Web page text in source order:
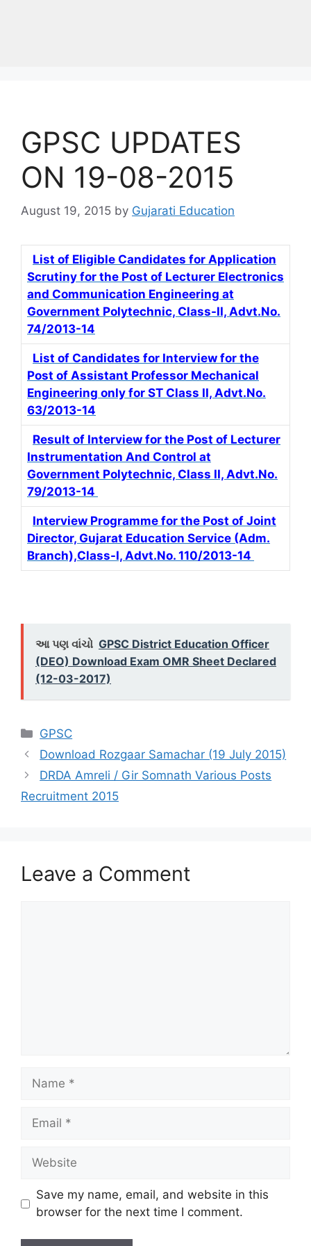
GPSC UPDATES
ON 19-08-2015
August 19, 2015 by Gujarati Education
List of Eligible Candidates for Application
Scrutiny for the Post of Lecturer Electronics
and Communication Engineering at
Government Polytechnic, Class-II, Advt.No.
74/2013-14
List of Candidates for Interview for the
Post of Assistant Professor Mechanical
Engineering only for ST Class II, Advt.No.
63/2013-14
Result of Interview for the Post of Lecturer
Instrumentation And Control at
Government Polytechnic, Class II, Advt.No.
79/2013-14
Interview Programme for the Post of Joint
Director, Gujarat Education Service (Adm.
Branch),Class-I, Advt.No. 110/2013-14
આ પણ વાંચો GPSC District Education Officer
(DEO) Download Exam OMR Sheet Declared
(12-03-2017)
Categories
GPSC
Download Rozgaar Samachar (19 July 2015)
DRDA Amreli / Gir Somnath Various Posts
Recruitment 2015
Leave a Comment
Name
Email
Website
Save my name, email, and website in this
browser for the next time I comment.